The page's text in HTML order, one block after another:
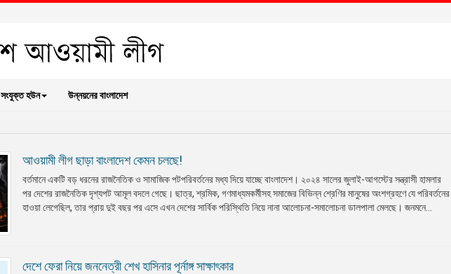
সংযুক্ত হউন উন্নয়নের বাংলাদেশ
আওয়ামী লীগ ছাড়া বাংলাদেশ কেমন চলছে!
বর্তমানে একটি বড় ধরনের রাজনৈতিক ও সামাজিক পটপরিবর্তনের মধ্য দিয়ে যাচ্ছে বাংলাদেশ। ২০২৪ সালের জুলাই-আগস্টের সন্ত্রাসী হামলার
পর দেশের রাজনৈতিক দৃশ্যপট আমূল বদলে গেছে। ছাত্র, শ্রমিক, গণমাধ্যমকর্মীসহ সমাজের বিভিন্ন শ্রেণির মানুষের অংশগ্রহণে যে পরিবর্তনের
হাওয়া লেগেছিল, তার প্রায় দুই বছর পর এসে এখন দেশের সার্বিক পরিস্থিতি নিয়ে নানা আলোচনা-সমালোচনা ডালপালা মেলছে। জনমনে...
দেশে ফেরা নিয়ে জননেত্রী শেখ হাসিনার পূর্নাঙ্গ সাক্ষাৎকার